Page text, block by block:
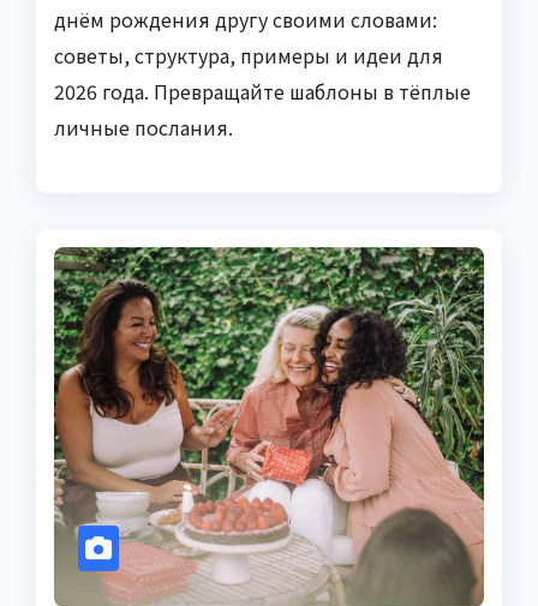
днём рождения другу своими словами:
советы, структура, примеры и идеи для
2026 года. Превращайте шаблоны в тёплые
личные послания.